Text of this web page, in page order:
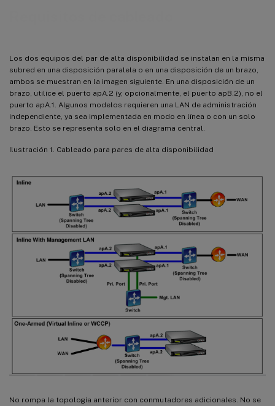
Los dos equipos del par de alta disponibilidad se instalan en la misma
subred en una disposición paralela o en una disposición de un brazo,
ambos se muestran en la imagen siguiente. En una disposición de un
brazo, utilice el puerto apA.2 (y, opcionalmente, el puerto apB.2), no el
puerto apA.1. Algunos modelos requieren una LAN de administración
independiente, ya sea implementada en modo en línea o con un solo
brazo. Esto se representa solo en el diagrama central.
Ilustración 1. Cableado para pares de alta disponibilidad
No rompa la topología anterior con conmutadores adicionales. No se